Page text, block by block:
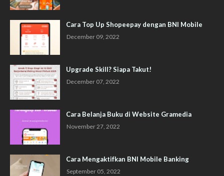
Cara Top Up Shopeepay dengan BNI Mobile
December 09, 2022
Upgrade Skill? Siapa Takut!
December 07, 2022
Cara Belanja Buku di Website Gramedia
November 27, 2022
Cara Mengaktifkan BNI Mobile Banking
September 05, 2022